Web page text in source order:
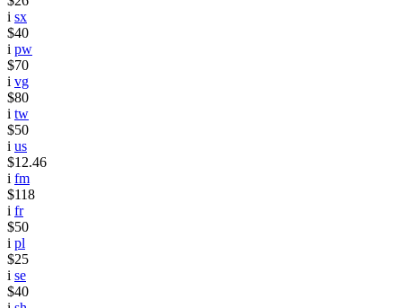
i sx
$40
i pw
$70
i vg
$80
i tw
$50
i us
$12.46
i fm
$118
i fr
$50
i pl
$25
i se
$40